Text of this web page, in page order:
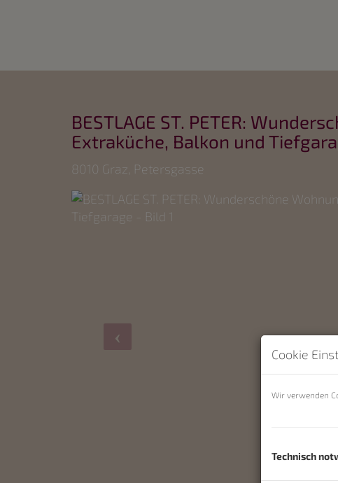
BESTLAGE ST. PETER:
Extraküche, Balkon und
8010 Graz , Petersgasse
Cookie
Wir verwenden
Technisch